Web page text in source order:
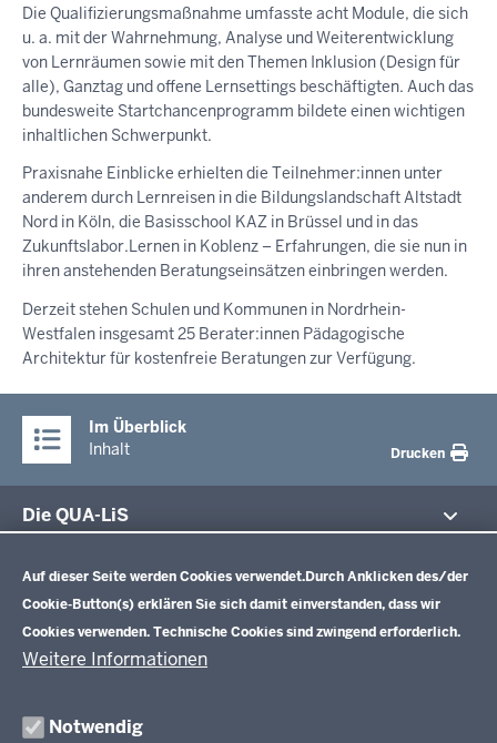
Auf dieser Seite werden Cookies verwendet.Durch Anklicken des/der
Cookie-Button(s) erklären Sie sich damit einverstanden, dass wir
Cookies verwenden. Technische Cookies sind zwingend erforderlich.
Weitere Informationen
Notwendig
Die Qualifizierungsmaßnahme umfasste acht Module, die sich
u. a. mit der Wahrnehmung, Analyse und Weiterentwicklung
von Lernräumen sowie mit den Themen Inklusion (Design für
alle), Ganztag und offene Lernsettings beschäftigten. Auch das
bundesweite Startchancenprogramm bildete einen wichtigen
inhaltlichen Schwerpunkt.
Praxisnahe Einblicke erhielten die Teilnehmer:innen unter
anderem durch Lernreisen in die Bildungslandschaft Altstadt
Nord in Köln, die Basisschool KAZ in Brüssel und in das
Zukunftslabor.Lernen in Koblenz – Erfahrungen, die sie nun in
ihren anstehenden Beratungseinsätzen einbringen werden.
Derzeit stehen Schulen und Kommunen in Nordrhein-
Westfalen insgesamt 25 Berater:innen Pädagogische
Architektur für kostenfreie Beratungen zur Verfügung.
Im Überblick
Inhalt
Drucken
Die QUA-LiS
Veröffentlichungen
Leitbild
Schulentwicklung NRW
Schulentwicklung
Unterricht
Professionalisierung
Standardsicherung NRW